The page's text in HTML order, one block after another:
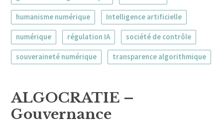
humanisme numérique Intelligence artificielle
numérique régulation IA société de contrôle
souveraineté numérique transparence algorithmique
ALGOCRATIE –
Gouvernance